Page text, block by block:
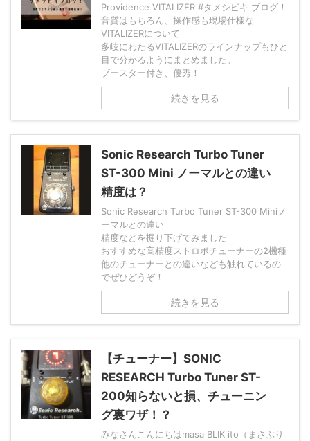
Providence VITALIZER #タメシビキ ブログ！
音質はもちろん、操作感も現場仕様な
VITALIZERについて
多岐にわたるVITALIZERのラインナップもひと
目で分かるようにまとめました。
ブースター付き、優秀！
続きを見る
Sonic Research Turbo Tuner
ST-300 Mini ノーマルとの違い
精度は？
Sonic Research Turbo Tuner ST-300 Miniノ
ーマルとの違い
精度などを掘り下げてみました
おすすめな高精度ストロボチューナーの2機種
他のチューナーとの違いなども触れているの
でぜひどうぞ！
続きを見る
【チューナー】SONIC
RESEARCH Turbo Tuner ST-
200知らないと損、チューニン
グ裏ワザ！？
みなさんこんにちはmasa BLIK ito（まさぶり